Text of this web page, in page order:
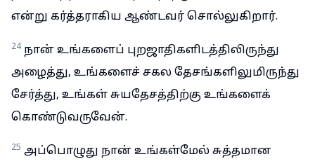
என்று கர்த்தராகிய ஆண்டவர் சொல்லுகிறார்.
24 நான் உங்களைப் புறஜாதிகளிடத்திலிருந்து
அழைத்து, உங்களைச் சகல தேசங்களிலுமிருந்து
சேர்த்து, உங்கள் சுயதேசத்திற்கு உங்களைக்
கொண்டுவருவேன்.
25 அப்பொழுது நான் உங்கள்மேல் சுத்தமான